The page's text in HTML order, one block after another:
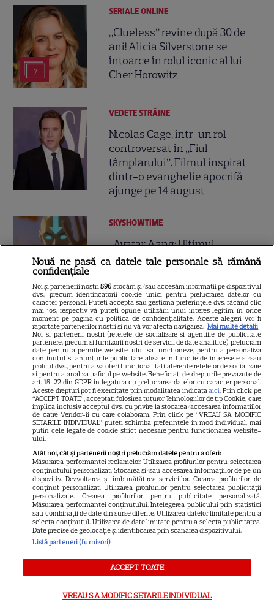
7
SERIALE ONLINE
„Clueless” revine după 30 de
ani! Alicia Silverstone se
întoarce în rolul iconic al lui
Cher Horowitz
VEDETE STRĂINE
Nicolas Cage, într-un rol
controversat în „Fiul
tâmplarului”. Filmul inspirat
dintr-o evanghelie apocrifă
ajunge pe 14 august
7
SKYSHOWTIME
„Avatar Aang: Ultimul
războinic al aerului” ajunge pe
premiera în România
10
VEDETE STRĂINE
John Legend, rol de excepție la
Hollywood: îl va interpreta pe
legenda Harry Belafonte în
drama istorică „The Road
Home”
11
VEDETE STRĂINE
Jon Hamm și Zoey Deutch
joacă împreună în comedia
„Gail Daughtrey – Liber la sex
cu vedete”. Când intră filmul în
cinematografe
HBO
HBO Max, premiere
spectaculoase în august 2026.
„Lanterns”, „După 28 de ani” și
Nouă ne pasă ca datele tale personale să rămână
confidențiale
Noi și partenerii noștri596 stocăm și/sau accesăm informații pe dispozitivul
dvs., precum identificatorii cookie unici pentru prelucrarea datelor cu
caracter personal. Puteți accepta sau gestiona preferințele dvs. făcând clic
mai jos, respectiv vă puteți opune utilizării unui interes legitim în orice
moment pe pagina cu politica de confidențialitate. Aceste alegeri vor fi
raportate partenerilor noștri și nu vă vor afecta navigarea. Mai multe detalii
Noi si partenerii nostri (retelele de socializare si agentiile de publicitate
partenere, precum si furnizorii nostri de servicii de date analitice) prelucram
date pentru a permite website-ului sa functioneze, pentru a personaliza
continutul si anunturile publicitare afisate in functie de interesele si/sau
profilul dvs., pentru a va oferi functionalitati aferente retelelor de socializare
si pentru a analiza traficul pe website. Beneficiati de drepturile prevazute de
art. 15-22 din GDPR in legatura cu prelucrarea datelor cu caracter personal.
Aceste drepturi pot fi exercitate prin modalitatea indicataaici. Prin click pe
“ACCEPT TOATE”, acceptati folosirea tuturor Tehnologiilor de tip Cookie, care
implica inclusiv acceptul dvs. cu privire la stocarea/accesarea informatiilor
de catre Vendor-ii cu care colaboram. Prin click pe “VREAU SA MODIFIC
SETARILE INDIVIDUAL” puteti schimba preferintele in mod individual, mai
putin cele legate de cookie strict necesare pentru functionarea website-
ului.
Atât noi, cât și partenerii noștri prelucrăm datele pentru a oferi:
Măsurarea performanței reclamelor. Utilizarea profilurilor pentru selectarea
conținutului personalizat. Stocarea și/sau accesarea informațiilor de pe un
dispozitiv. Dezvoltarea și îmbunătățirea serviciilor. Crearea profilurilor de
conținut personalizat. Utilizarea profilurilor pentru selectarea publicității
personalizate. Crearea profilurilor pentru publicitate personalizată.
Măsurarea performanței conținutului. Înțelegerea publicului prin statistici
sau combinații de date din surse diferite. Utilizarea datelor limitate pentru a
selecta conținutul. Utilizarea de date limitate pentru a selecta publicitatea.
Date precise de geolocație și identificarea prin scanarea dispozitivului.
Listă parteneri (furnizori)
ACCEPT TOATE
VREAU SA MODIFIC SETARILE INDIVIDUAL